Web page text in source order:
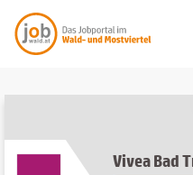
Vivea Bad